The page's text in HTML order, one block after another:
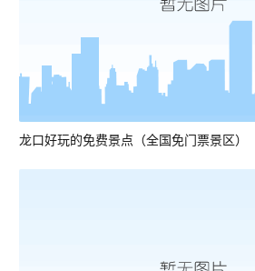
龙口好玩的免费景点（全国免门票景区）